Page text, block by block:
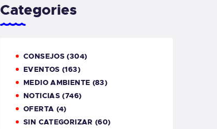
Categories
CONSEJOS (304)
EVENTOS (163)
MEDIO AMBIENTE (83)
NOTICIAS (746)
OFERTA (4)
SIN CATEGORIZAR (60)